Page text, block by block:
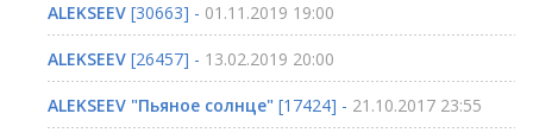
ALEKSEEV [30663] - 01.11.2019 19:00
ALEKSEEV [26457] - 13.02.2019 20:00
ALEKSEEV "Пьяное солнце" [17424] - 21.10.2017 23:55